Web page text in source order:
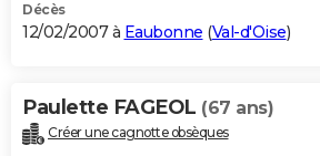
Décès
12/02/2007 à Eaubonne (Val-d'Oise)
Paulette FAGEOL (67 ans)
Créer une cagnotte obsèques